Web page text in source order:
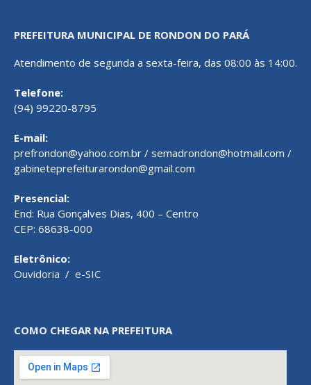
PREFEITURA MUNICIPAL DE RONDON DO PARÁ
Atendimento de segunda a sexta-feira, das 08:00 às 14:00.
Telefone:
(94) 99220-8795
E-mail:
prefrondon@yahoo.com.br / semadrondon@hotmail.com /
gabineteprefeiturarondon@gmail.com
Presencial:
End: Rua Gonçalves Dias, 400 – Centro
CEP: 68638-000
Eletrônico:
Ouvidoria / e-SIC
COMO CHEGAR NA PREFEITURA